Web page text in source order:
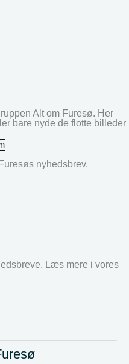
Alt om Furesø. Her
bare nyde de flotte billeder
nyhedsbrev.
Læs mere i vores